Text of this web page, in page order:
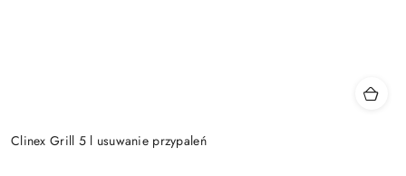
Clinex Grill 5 l usuwanie przypaleń